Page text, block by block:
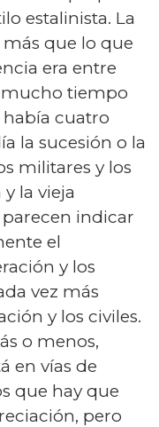
estalinista. La
que lo que
era entre
mucho tiempo
cuatro
la sucesión o la
militares y los
la vieja
indicar
el
y los
vez más
y los civiles.
o menos,
en vías de
que hay que
pero